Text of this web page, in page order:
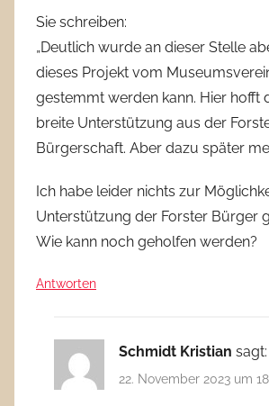
Sie schreiben:
„Deutlich wurde an dieser Stelle
dieses Projekt vom
gestemmt werden kann. Hier hofft
breite Unterstützung aus der
Bürgerschaft. Aber dazu später
Ich habe leider nichts zur
Unterstützung der Forster Bürger
Wie kann noch geholfen werden?
Antworten
Schmidt Kristian sagt:
22. November 2023 um